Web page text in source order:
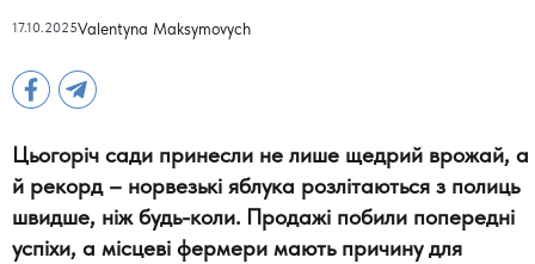
17.10.2025Valentyna Maksymovych
Цьогоріч сади принесли не лише щедрий врожай, а
й рекорд – норвезькі яблука розлітаються з полиць
швидше, ніж будь-коли. Продажі побили попередні
успіхи, а місцеві фермери мають причину для